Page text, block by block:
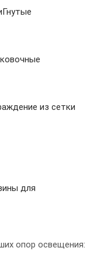
Гнутые
из сетки
для
опор освещения: